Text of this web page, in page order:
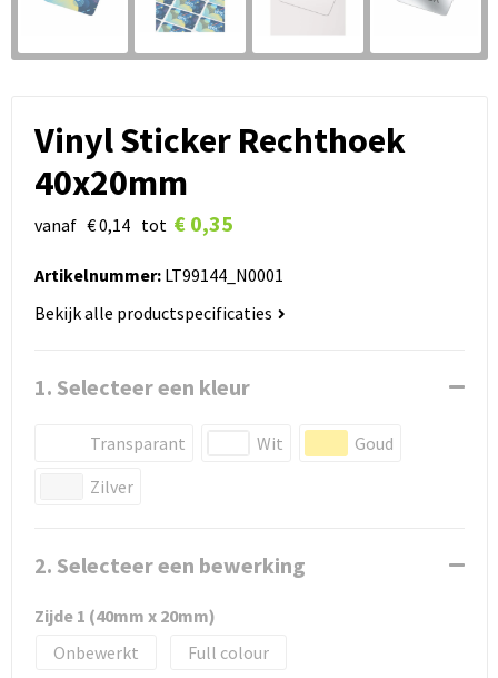
Vinyl Sticker Rechthoek
40x20mm
vanaf € 0,14 tot € 0,35
Artikelnummer:LT99144_N0001
Bekijk alle productspecificaties
1. Selecteer een kleur
Transparant Wit
Goud
Zilver
2. Selecteer een bewerking
Zijde 1 (40mm x 20mm)
Onbewerkt
Full colour